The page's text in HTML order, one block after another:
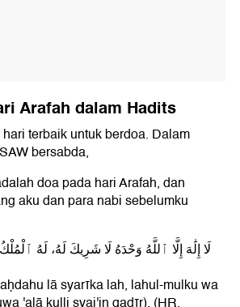
Arafah dalam Hadits
terbaik untuk berdoa. Dalam
bersabda,
doa pada hari Arafah, dan
aku dan para nabi sebelumku
لَا إِلَٰهَ إِلَّا ٱللَّهُ وَحْدَهُ لَا شَرِيكَ لَهُ، لَهُ
lā syarīka lah, lahul-mulku wa
'alā kulli syai'in qadīr). (HR.